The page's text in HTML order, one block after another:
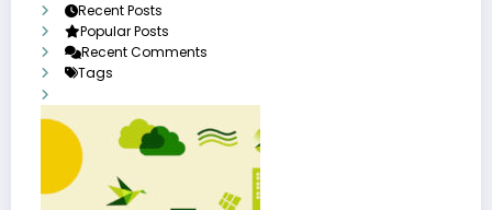
Recent Posts
Popular Posts
Recent Comments
Tags